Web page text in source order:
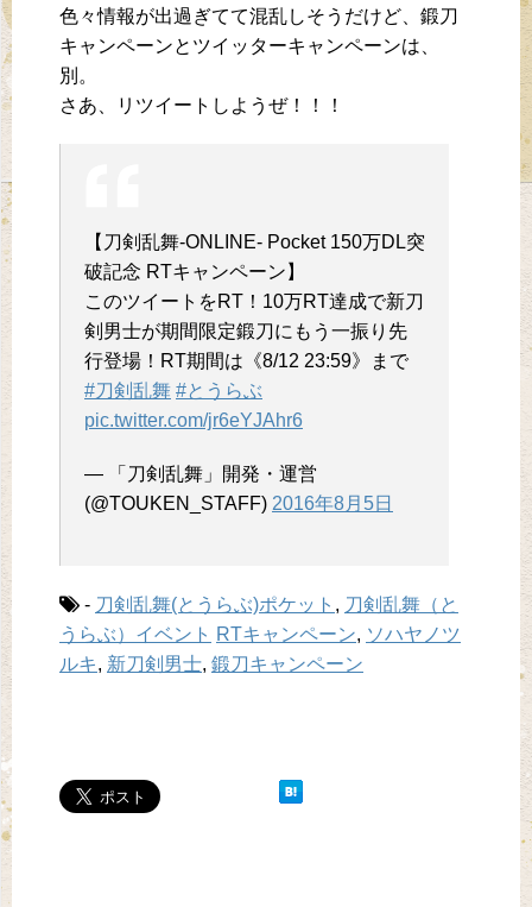
色々情報が出過ぎてて混乱しそうだけど、鍛刀
キャンペーンとツイッターキャンペーンは、
別。
さあ、リツイートしようぜ！！！
【刀剣乱舞-ONLINE- Pocket 150万DL突
破記念 RTキャンペーン】
このツイートをRT！10万RT達成で新刀
剣男士が期間限定鍛刀にもう一振り先
行登場！RT期間は《8/12 23:59》まで
#刀剣乱舞 #とうらぶ
pic.twitter.com/jr6eYJAhr6
— 「刀剣乱舞」開発・運営
(@TOUKEN_STAFF) 2016年8月5日
- 刀剣乱舞(とうらぶ)ポケット , 刀剣乱舞（と
うらぶ）イベント RTキャンペーン, ソハヤノツ
ルキ, 新刀剣男士, 鍛刀キャンペーン